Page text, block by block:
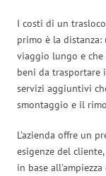
I costi di un
primo è la distanza:
viaggio lungo e
beni da trasportare
servizi aggiuntivi
smontaggio e il
L’azienda offre un
esigenze del
in base